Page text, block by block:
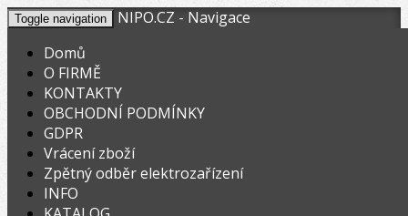
Toggle navigation
NIPO.CZ - Navigace
Domů
O FIRMĚ
KONTAKTY
OBCHODNÍ PODMÍNKY
GDPR
Vrácení zboží
Zpětný odběr elektrozařízení
INFO
V nákupním košíku máte0ks zboží.
Celkem:
Registrovat
OHYBACKY.NET »
ZENTEN vnitřní a vnější odhrotovač Ø 10-56mm, HSS